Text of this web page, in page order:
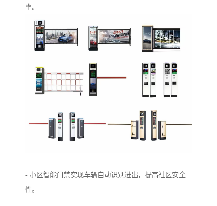
率。
- 小区智能门禁实现车辆自动识别进出，提高社区安全
性。